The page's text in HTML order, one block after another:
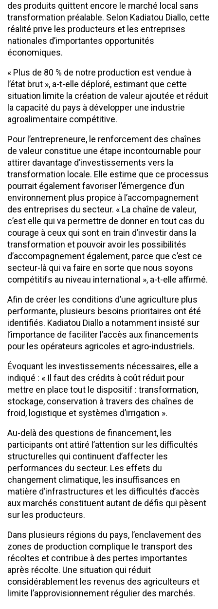
des produits quittent encore le marché local sans
transformation préalable. Selon Kadiatou Diallo, cette
réalité prive les producteurs et les entreprises
nationales d’importantes opportunités
économiques.
« Plus de 80 % de notre production est vendue à
l’état brut », a-t-elle déploré, estimant que cette
situation limite la création de valeur ajoutée et réduit
la capacité du pays à développer une industrie
agroalimentaire compétitive.
Pour l’entrepreneure, le renforcement des chaînes
de valeur constitue une étape incontournable pour
attirer davantage d’investissements vers la
transformation locale. Elle estime que ce processus
pourrait également favoriser l’émergence d’un
environnement plus propice à l’accompagnement
des entreprises du secteur. « La chaîne de valeur,
c’est elle qui va permettre de donner en tout cas du
courage à ceux qui sont en train d’investir dans la
transformation et pouvoir avoir les possibilités
d’accompagnement également, parce que c’est ce
secteur-là qui va faire en sorte que nous soyons
compétitifs au niveau international », a-t-elle affirmé.
Afin de créer les conditions d’une agriculture plus
performante, plusieurs besoins prioritaires ont été
identifiés. Kadiatou Diallo a notamment insisté sur
l’importance de faciliter l’accès aux financements
pour les opérateurs agricoles et agro-industriels.
Évoquant les investissements nécessaires, elle a
indiqué : « Il faut des crédits à coût réduit pour
mettre en place tout le dispositif : transformation,
stockage, conservation à travers des chaînes de
froid, logistique et systèmes d’irrigation ».
Au-delà des questions de financement, les
participants ont attiré l’attention sur les difficultés
structurelles qui continuent d’affecter les
performances du secteur. Les effets du
changement climatique, les insuffisances en
matière d’infrastructures et les difficultés d’accès
aux marchés constituent autant de défis qui pèsent
sur les producteurs.
Dans plusieurs régions du pays, l’enclavement des
zones de production complique le transport des
récoltes et contribue à des pertes importantes
après récolte. Une situation qui réduit
considérablement les revenus des agriculteurs et
limite l’approvisionnement régulier des marchés.